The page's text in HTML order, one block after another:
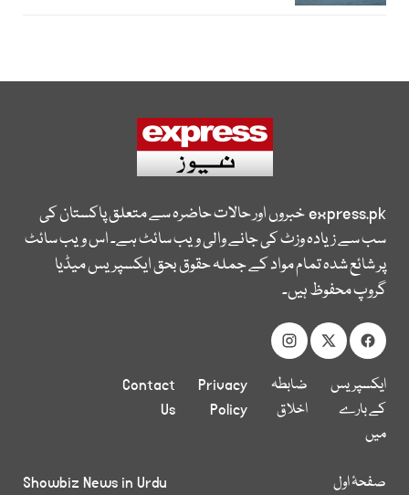
express.pkخبروں اور حالات حاضرہ سے متعلق پاکستان کی
سب سے زیادہ وزٹ کی جانے والی ویب سائٹ ہے۔ اس ویب سائٹ
پر شائع شدہ تمام مواد کے جملہ حقوق بحق ایکسپریس میڈیا
گروپ محفوظ ہیں۔
ایکسپریس
کے بارے
میں
ضابطہ
اخلاق
Privacy
Policy
Contact
Us
صفحۂ اول
Showbiz News in Urdu